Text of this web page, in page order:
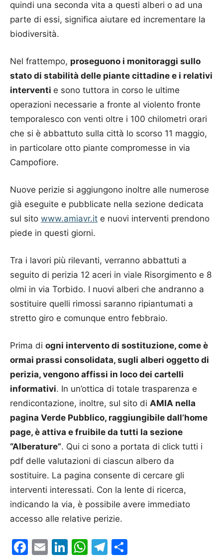
quindi una seconda vita a questi alberi o ad una
parte di essi, significa aiutare ed incrementare la
biodiversità.
Nel frattempo, proseguono i monitoraggi sullo
stato di stabilità delle piante cittadine e i relativi
interventi e sono tuttora in corso le ultime
operazioni necessarie a fronte al violento fronte
temporalesco con venti oltre i 100 chilometri orari
che si è abbattuto sulla città lo scorso 11 maggio,
in particolare otto piante compromesse in via
Campofiore.
Nuove perizie si aggiungono inoltre alle numerose
già eseguite e pubblicate nella sezione dedicata
sul sito www.amiavr.it e nuovi interventi prendono
piede in questi giorni.
Tra i lavori più rilevanti, verranno abbattuti a
seguito di perizia 12 aceri in viale Risorgimento e 8
olmi in via Torbido. I nuovi alberi che andranno a
sostituire quelli rimossi saranno ripiantumati a
stretto giro e comunque entro febbraio.
Prima di ogni intervento di sostituzione, come è
ormai prassi consolidata, sugli alberi oggetto di
perizia, vengono affissi in loco dei cartelli
informativi. In un’ottica di totale trasparenza e
rendicontazione, inoltre, sul sito di AMIA nella
pagina Verde Pubblico, raggiungibile dall’home
page, è attiva e fruibile da tutti la sezione
“Alberature”. Qui ci sono a portata di click tutti i
pdf delle valutazioni di ciascun albero da
sostituire. La pagina consente di cercare gli
interventi interessati. Con la lente di ricerca,
indicando la via, è possibile avere immediato
accesso alle relative perizie.
Facebook
EmailLinkedIn
WhatsApp
Telegram